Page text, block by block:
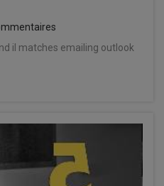
il matches emailing outlook